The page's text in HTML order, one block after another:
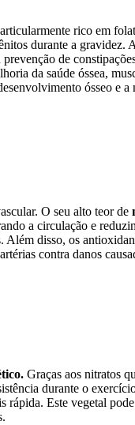
rico em
durante a gravidez.
de
da saúde óssea,
ósseo e
O seu alto teor de
a circulação e
disso, os
contra danos
Graças aos nitratos
durante o
rápida. Este vegetal